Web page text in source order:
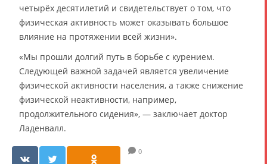
четырёх десятилетий и свидетельствует о том, что
физическая активность может оказывать большое
влияние на протяжении всей жизни».
«Мы прошли долгий путь в борьбе с курением.
Следующей важной задачей является увеличение
физической активности населения, а также снижение
физической неактивности, например,
продолжительного сидения», — заключает доктор
Ладенвалл.
0